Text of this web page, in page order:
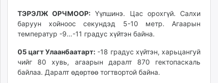
fact.mn
itoim.mn
shuum.mn
times.mn
tvmongolia.mn
ТЭРЭЛЖ ОРЧМООР: Үүлшинэ. Цас орохгүй. Салхи
баруун хойноос секундэд 5-10 метр. Агаарын
температур -9…-11 градус хүйтэн байна.
05 цагт Улаанбаатарт: -18 градус хүйтэн, харьцангуй
чийг 80 хувь, агаарын даралт 870 гектопаскаль
байлаа. Даралт өдөртөө тогтвортой байна.